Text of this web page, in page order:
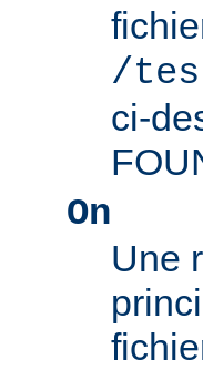
/
ci-
On
Une